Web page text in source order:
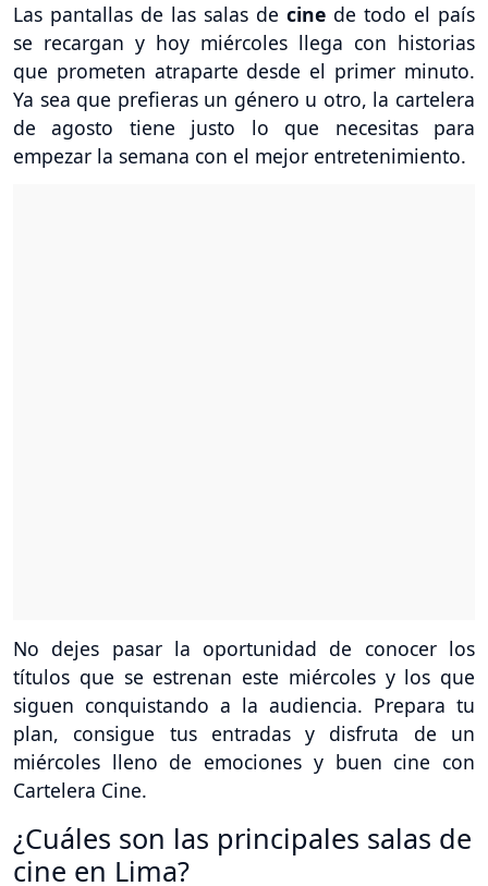
Las pantallas de las salas de cine de todo el país
se recargan y hoy miércoles llega con historias
que prometen atraparte desde el primer minuto.
Ya sea que prefieras un género u otro, la cartelera
de agosto tiene justo lo que necesitas para
empezar la semana con el mejor entretenimiento.
No dejes pasar la oportunidad de conocer los
títulos que se estrenan este miércoles y los que
siguen conquistando a la audiencia. Prepara tu
plan, consigue tus entradas y disfruta de un
miércoles lleno de emociones y buen cine con
Cartelera Cine.
¿Cuáles son las principales salas de
cine en Lima?